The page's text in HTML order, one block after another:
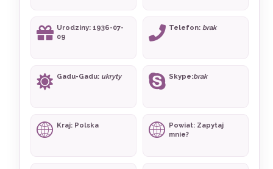
Urodziny: 1936-07-
09
Telefon: brak
Gadu-Gadu: ukryty Skype:brak
Kraj: Polska
Powiat: Zapytaj
mnie?